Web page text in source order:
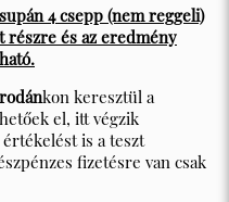
4 csepp (nem reggeli)
részre és az eredmény
kon keresztül a
el, itt végzik
is a teszt
fizetésre van csak